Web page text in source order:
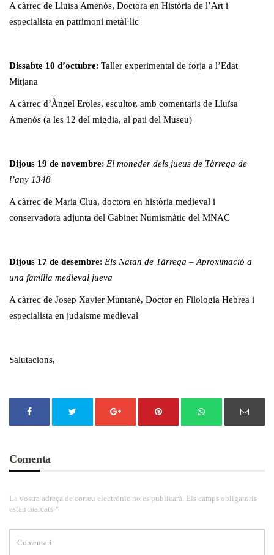
A càrrec de Lluïsa Amenós, Doctora en Història de l’Art i
especialista en patrimoni metàl·lic
Dissabte 10 d’octubre: Taller experimental de forja a l’Edat
Mitjana
A càrrec d’Àngel Eroles, escultor, amb comentaris de Lluïsa
Amenós (a les 12 del migdia, al pati del Museu)
Dijous 19 de novembre: El moneder dels jueus de Tàrrega de
l’any 1348
A càrrec de Maria Clua, doctora en història medieval i
conservadora adjunta del Gabinet Numismàtic del MNAC
Dijous 17 de desembre: Els Natan de Tàrrega – Aproximació a
una família medieval jueva
A càrrec de Josep Xavier Muntané, Doctor en Filologia Hebrea i
especialista en judaisme medieval
Salutacions,
Comenta
La vostra adreça de correu electrònic no es publicarà. Els camps obligatoris
estan marcats *